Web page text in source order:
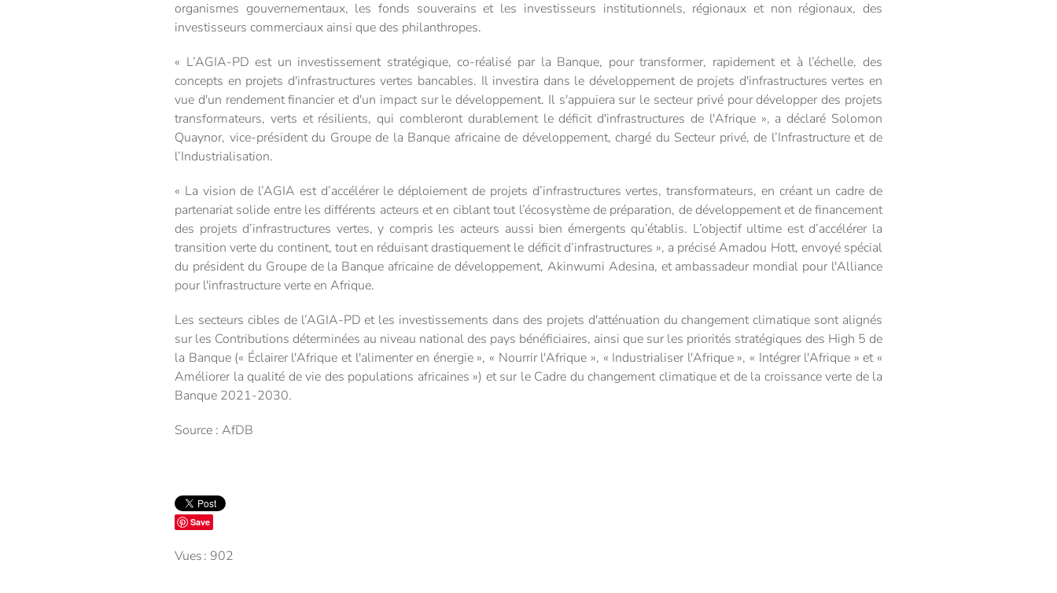
organismes gouvernementaux, les fonds souverains et les investisseurs institutionnels, régionaux et non régionaux, des
investisseurs commerciaux ainsi que des philanthropes.
« L’AGIA-PD est un investissement stratégique, co-réalisé par la Banque, pour transformer, rapidement et à l’échelle, des
concepts en projets d'infrastructures vertes bancables. Il investira dans le développement de projets d'infrastructures vertes en
vue d'un rendement financier et d'un impact sur le développement. Il s'appuiera sur le secteur privé pour développer des projets
transformateurs, verts et résilients, qui combleront durablement le déficit d'infrastructures de l'Afrique », a déclaré Solomon
Quaynor, vice-président du Groupe de la Banque africaine de développement, chargé du Secteur privé, de l’Infrastructure et de
l’Industrialisation.
« La vision de l’AGIA est d’accélérer le déploiement de projets d’infrastructures vertes, transformateurs, en créant un cadre de
partenariat solide entre les différents acteurs et en ciblant tout l’écosystème de préparation, de développement et de financement
des projets d’infrastructures vertes, y compris les acteurs aussi bien émergents qu’établis. L’objectif ultime est d’accélérer la
transition verte du continent, tout en réduisant drastiquement le déficit d’infrastructures », a précisé Amadou Hott, envoyé spécial
du président du Groupe de la Banque africaine de développement, Akinwumi Adesina, et ambassadeur mondial pour l'Alliance
pour l'infrastructure verte en Afrique.
Les secteurs cibles de l’AGIA-PD et les investissements dans des projets d'atténuation du changement climatique sont alignés
sur les Contributions déterminées au niveau national des pays bénéficiaires, ainsi que sur les priorités stratégiques des High 5 de
la Banque (« Éclairer l'Afrique et l'alimenter en énergie », « Nourrir l'Afrique », « Industrialiser l'Afrique », « Intégrer l'Afrique » et «
Améliorer la qualité de vie des populations africaines ») et sur le Cadre du changement climatique et de la croissance verte de la
Banque 2021-2030.
Source : AfDB
Save
Vues : 902